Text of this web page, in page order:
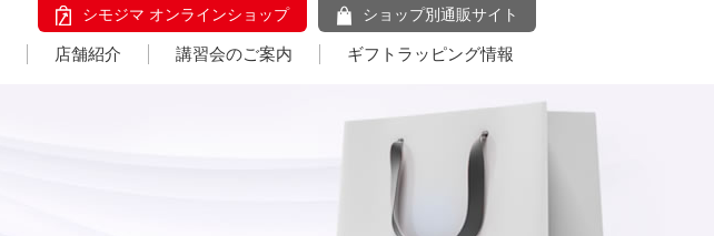
シモジマ オンラインショップ ショップ別通販サイト
店舗紹介 講習会のご案内 ギフトラッピング情報